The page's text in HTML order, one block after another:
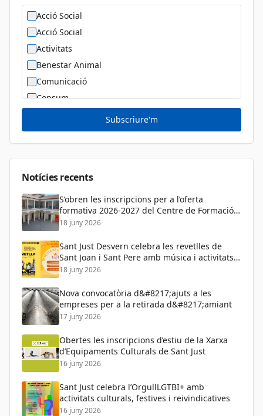
Acció Social
Acció Social
Activitats
Benestar Animal
Comunicació
Consum
Diversitat Sexual i de Gènere
Dona
Subscriure'm
Notícies recents
S’obren les inscripcions per a l’oferta
formativa 2026-2027 del Centre de Formació
de Persones Adultes
18 juny 2026
Sant Just Desvern celebra les revetlles de
Sant Joan i Sant Pere amb música i activitats
per a tots els públics
18 juny 2026
Nova convocatòria d&#8217;ajuts a les
empreses per a la retirada d&#8217;amiant
17 juny 2026
Obertes les inscripcions d’estiu de la Xarxa
d’Equipaments Culturals de Sant Just
16 juny 2026
Sant Just celebra l’OrgullLGTBI+ amb
activitats culturals, festives i reivindicatives
16 juny 2026